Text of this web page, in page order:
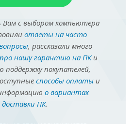
с выбором компьютера
ответы на часто
, рассказали много
про нашу гарантию на ПКи
поддержку покупателей,
способы оплатыи
о вариантах
доставки ПК.